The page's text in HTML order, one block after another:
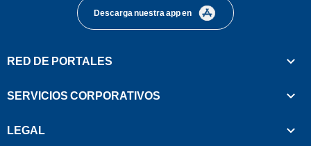
Descarga nuestra app en
RED DE PORTALES
SERVICIOS CORPORATIVOS
LEGAL